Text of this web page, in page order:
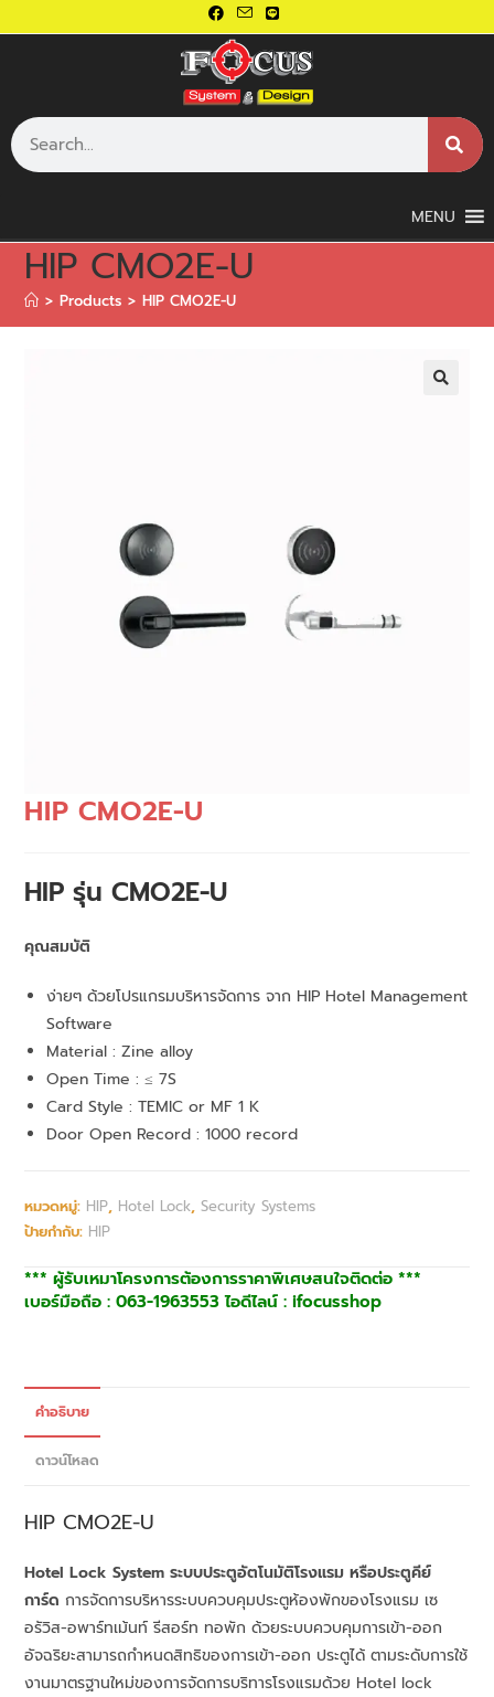
MENU
HIP CMO2E-U
> Products > HIP CMO2E-U
HIP CMO2E-U
HIP รุ่น CMO2E-U
คุณสมบัติ
ง่ายๆ ด้วยโปรแกรมบริหารจัดการ จาก HIP Hotel Management
Software
Material : Zine alloy
Open Time : ≤ 7S
Card Style : TEMIC or MF 1 K
Door Open Record : 1000 record
หมวดหมู่: HIP, Hotel Lock,Security Systems
ป้ายกำกับ: HIP
*** ผู้รับเหมาโครงการต้องการราคาพิเศษสนใจติดต่อ ***
เบอร์มือถือ : 063-1963553 ไอดีไลน์ : ifocusshop
คำอธิบาย
ดาวน์โหลด
HIP CMO2E-U
Hotel Lock System ระบบประตูอัตโนมัติโรงแรม หรือประตูคีย์
การ์ด การจัดการบริหารระบบควบคุมประตูห้องพักของโรงแรม เซ
อรัวิส-อพาร์ทเม้นท์ รีสอร์ท ทอพัก ด้วยระบบควบคุมการเข้า-ออก
อัจฉริยะสามารถกำหนดสิทธิของการเข้า-ออก ประตูได้ ตามระดับการใช้
งานมาตรฐานใหม่ของการจัดการบริทารโรงแรมด้วย Hotel lock